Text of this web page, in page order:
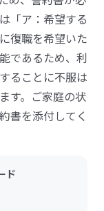
「ア：希望する
復職を希望いた
であるため、利
ることに不服は
す。ご家庭の状
書を添付してく
ド